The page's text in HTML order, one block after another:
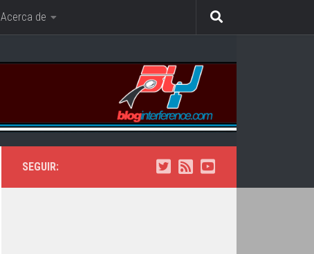
Acerca de
SEGUIR: